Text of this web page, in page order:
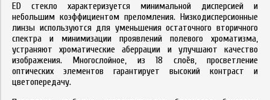
ED стекло характеризуется минимальной дисперсией и
небольшим коэффициентом преломления. Низкодисперсионные
линзы используются для уменьшения остаточного вторичного
спектра и минимизации проявлений полевого хроматизма,
устраняют хроматические аберрации и улучшают качество
изображения. Многослойное, из 18 слоёв, просветление
оптических элементов гарантирует высокий контраст и
цветопередачу.